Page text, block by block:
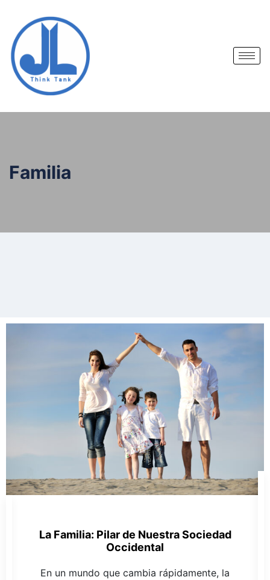
Familia
La Familia: Pilar de Nuestra Sociedad
Occidental
En un mundo que cambia rápidamente, la